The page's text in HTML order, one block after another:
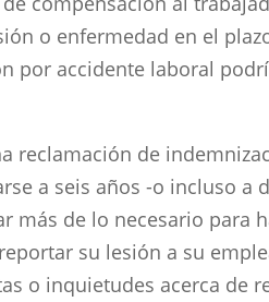
o enfermedad en el
por accidente laboral
reclamación de
a seis años -o incluso a
más de lo necesario para
su lesión a su
o inquietudes acerca de